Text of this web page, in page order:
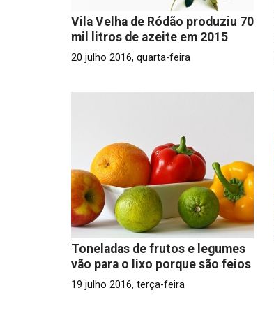
Vila Velha de Ródão produziu 70
mil litros de azeite em 2015
20 julho 2016, quarta-feira
Toneladas de frutos e legumes
vão para o lixo porque são feios
19 julho 2016, terça-feira